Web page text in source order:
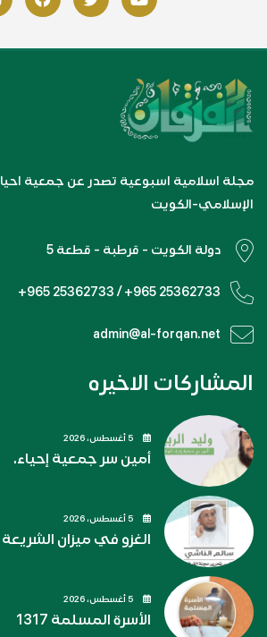
مجلة اسلامية اسبوعية تصدر عن جمعية
الإسلامي-الكويت
دولة الكويت - قرطبة - قطعة 5
+965 25362733 / +965 25362733
admin@al-forqan.net
المشاركات الاخيره
أمين سر جمعية إحياء.
الغزو في ميزان الشريعة
الأسرة المسلمة 1317